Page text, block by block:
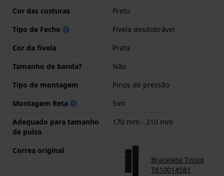
Cor das costuras
Preto
Tipo de Fecho
Fivela desdobrável
Cor da fivela
Prata
Tamanho de banda?
Não
Tipo de montagem
Pinos de pressão
Montagem Reta
Sim
Adequado para tamanho
de pulso
170 mm - 210 mm
Correa original
Bracelete Tissot
T610014581